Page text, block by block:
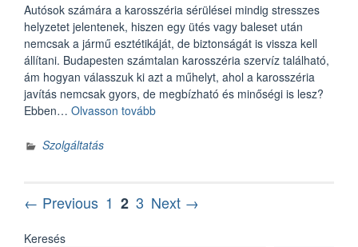
Autósok számára a karosszéria sérülései mindig stresszes
helyzetet jelentenek, hiszen egy ütés vagy baleset után
nemcsak a jármű esztétikáját, de biztonságát is vissza kell
állítani. Budapesten számtalan karosszéria szervíz található,
ám hogyan válasszuk ki azt a műhelyt, ahol a karosszéria
javítás nemcsak gyors, de megbízható és minőségi is lesz?
Ebben… Olvasson tovább„Hogyan
Szolgáltatás
Bejegyzések
lapozása
← Previous Page
1 Page
2 Page
3 Next →
Keresés